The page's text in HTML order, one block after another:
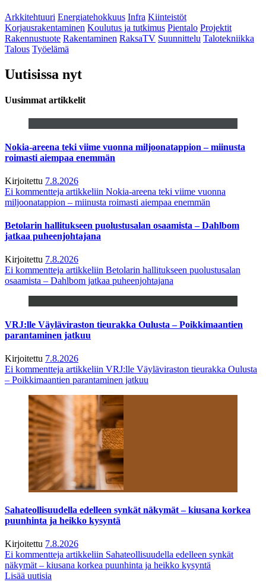
Arkkitehtuuri Energiatehokkuus Infra Kiinteistöt
Korjausrakentaminen Koulutus ja tutkimus Pientalo Projektit
Rakennustuote Rakentaminen RaksaTV Suunnittelu Talotekniikka
Talous Työelämä
Uutisissa nyt
Uusimmat artikkelit
Nokia-areena teki viime vuonna miljoonatappion – miinusta
roimasti aiempaa enemmän
Kirjoitettu 7.8.2026
Ei kommentteja artikkeliin Nokia-areena teki viime vuonna
miljoonatappion – miinusta roimasti aiempaa enemmän
Betolarin hallitukseen puolustusalan osaamista – Dahlbom
jatkaa puheenjohtajana
Kirjoitettu 7.8.2026
Ei kommentteja artikkeliin Betolarin hallitukseen puolustusalan
osaamista – Dahlbom jatkaa puheenjohtajana
VRJ:lle Väyläviraston tieurakka Oulusta – Poikkimaantien
parantaminen jatkuu
Kirjoitettu 7.8.2026
Ei kommentteja artikkeliin VRJ:lle Väyläviraston tieurakka Oulusta
– Poikkimaantien parantaminen jatkuu
Sahateollisuudella edelleen synkät näkymät – kiusana korkea
puunhinta ja heikko kysyntä
Kirjoitettu 7.8.2026
Ei kommentteja artikkeliin Sahateollisuudella edelleen synkät
näkymät – kiusana korkea puunhinta ja heikko kysyntä
Lisää uutisia